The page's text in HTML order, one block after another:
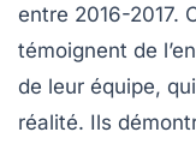
entre 2016-2017.
témoignent de
de leur équipe,
réalité. Ils